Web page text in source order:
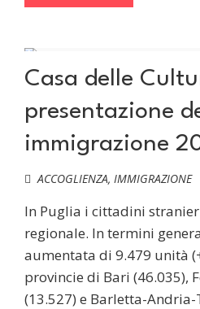
Casa delle
presentazione
immigrazione
ACCOGLIENZA, IMMIGRAZIONE
In Puglia i cittadini
regionale. In termini
aumentata di 9.479 unità
provincie di Bari (46.035),
(13.527) e Barletta-